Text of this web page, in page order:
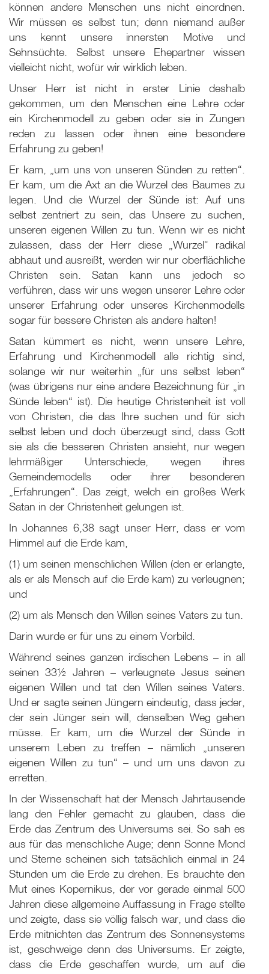
können andere Menschen uns nicht einordnen.
Wir müssen es selbst tun; denn niemand außer
uns kennt unsere innersten Motive und
Sehnsüchte. Selbst unsere Ehepartner wissen
vielleicht nicht, wofür wir wirklich leben.
Unser Herr ist nicht in erster Linie deshalb
gekommen, um den Menschen eine Lehre oder
ein Kirchenmodell zu geben oder sie in Zungen
reden zu lassen oder ihnen eine besondere
Erfahrung zu geben!
Er kam, „um uns von unseren Sünden zu retten“.
Er kam, um die Axt an die Wurzel des Baumes zu
legen. Und die Wurzel der Sünde ist: Auf uns
selbst zentriert zu sein, das Unsere zu suchen,
unseren eigenen Willen zu tun. Wenn wir es nicht
zulassen, dass der Herr diese „Wurzel“ radikal
abhaut und ausreißt, werden wir nur oberflächliche
Christen sein. Satan kann uns jedoch so
verführen, dass wir uns wegen unserer Lehre oder
unserer Erfahrung oder unseres Kirchenmodells
sogar für bessere Christen als andere halten!
Satan kümmert es nicht, wenn unsere Lehre,
Erfahrung und Kirchenmodell alle richtig sind,
solange wir nur weiterhin „für uns selbst leben“
(was übrigens nur eine andere Bezeichnung für „in
Sünde leben“ ist). Die heutige Christenheit ist voll
von Christen, die das Ihre suchen und für sich
selbst leben und doch überzeugt sind, dass Gott
sie als die besseren Christen ansieht, nur wegen
lehrmäßiger Unterschiede, wegen ihres
Gemeindemodells oder ihrer besonderen
„Erfahrungen“. Das zeigt, welch ein großes Werk
Satan in der Christenheit gelungen ist.
In Johannes 6,38 sagt unser Herr, dass er vom
Himmel auf die Erde kam,
(1) um seinen menschlichen Willen (den er erlangte,
als er als Mensch auf die Erde kam) zu verleugnen;
und
(2) um als Mensch den Willen seines Vaters zu tun.
Darin wurde er für uns zu einem Vorbild.
Während seines ganzen irdischen Lebens – in all
seinen 33½ Jahren – verleugnete Jesus seinen
eigenen Willen und tat den Willen seines Vaters.
Und er sagte seinen Jüngern eindeutig, dass jeder,
der sein Jünger sein will, denselben Weg gehen
müsse. Er kam, um die Wurzel der Sünde in
unserem Leben zu treffen – nämlich „unseren
eigenen Willen zu tun“ – und um uns davon zu
erretten.
In der Wissenschaft hat der Mensch Jahrtausende
lang den Fehler gemacht zu glauben, dass die
Erde das Zentrum des Universums sei. So sah es
aus für das menschliche Auge; denn Sonne Mond
und Sterne scheinen sich tatsächlich einmal in 24
Stunden um die Erde zu drehen. Es brauchte den
Mut eines Kopernikus, der vor gerade einmal 500
Jahren diese allgemeine Auffassung in Frage stellte
und zeigte, dass sie völlig falsch war, und dass die
Erde mitnichten das Zentrum des Sonnensystems
ist, geschweige denn des Universums. Er zeigte,
dass die Erde geschaffen wurde, um auf die